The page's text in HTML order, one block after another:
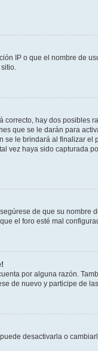
IP o que el nombre de
hay dos
que se le darán para
le brindará al finalizar
vez haya sido capturada
de que su
el foro esté mal
por alguna razón.
de nuevo y participe de
desactivarla o